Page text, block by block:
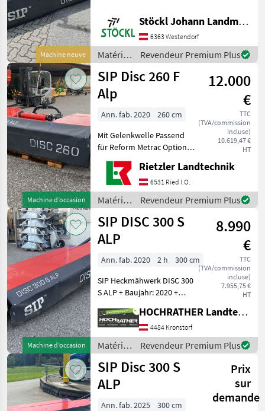
S
ALP
DISC
260
F
ALP
Disc
260
S
ALP
DISC
F
Alp
DISC
300
S
Alp
Disc
300F
Alp
Cut
300 F
Silvercut
Disc 340
S
MARKETPLACE
Marketplace
Offres des
distributeurs
Petites
Machine neuve
Faucheuses
Stöckl Johann Landmaschinen GesmbH & Co KG
6363 Westendorf
Matériels
de
fenaison
/ SIP
Revendeur Premium Plus
Machine d’occasion
SIP Disc 260 F
Alp
12.000
€
TTC
(TVA/commission
incluse)
10.619,47 €
HT
Ann. fab. 2020
260 cm
Mit Gelenkwelle Passend
für Reform Metrac Option
Aebi Metrac Barre de coupe:
Disques, Faucheuses
frontales, support
pendulaire, fixation rapide
de la lame, sécurité an
Rietzler Landtechnik
6531 Ried I.O.
Matériels
de
fenaison
/ SIP
Revendeur Premium Plus
Machine d’occasion
SIP DISC 300 S
ALP
8.990
€
TTC
(TVA/commission
incluse)
7.955,75 €
HT
Ann. fab. 2020 2 h
300 cm
SIP Heckmähwerk DISC 300
S ALP + Baujahr: 2020 +
Zustand + Wenig Gebraucht
+ Hydraulischer
Seitenschutz +
Eigengewicht: 580Kg +
Arbeit
HOCHRATHER Landtechnik GmbH
4484 Kronstorf
Matériels
de
fenaison
/ SIP
Revendeur Premium Plus
SIP Disc 300 S
ALP
Prix
sur
demande
Ann. fab. 2025
300 cm